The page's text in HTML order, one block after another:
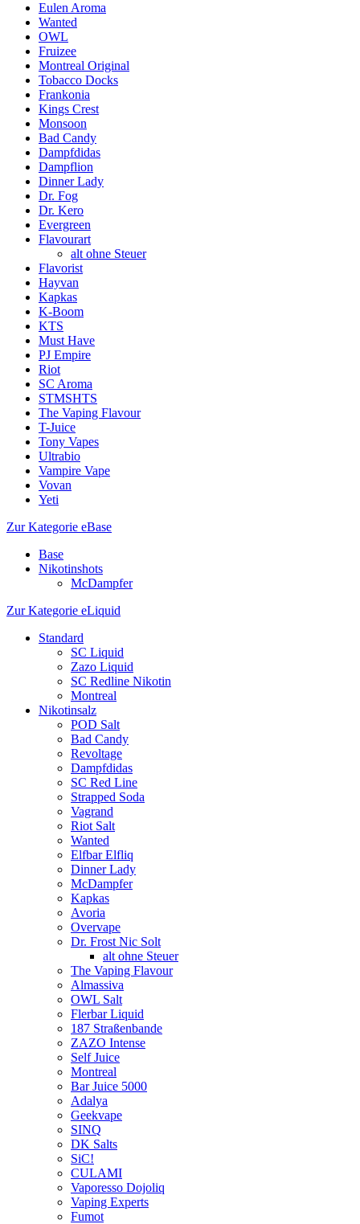
Eulen Aroma
Wanted
OWL
Fruizee
Montreal Original
Tobacco Docks
Frankonia
Kings Crest
Monsoon
Bad Candy
Dampfdidas
Dampflion
Dinner Lady
Dr. Fog
Dr. Kero
Evergreen
Flavourart
alt ohne Steuer
Flavorist
Hayvan
Kapkas
K-Boom
KTS
Must Have
PJ Empire
Riot
SC Aroma
STMSHTS
The Vaping Flavour
T-Juice
Tony Vapes
Ultrabio
Vampire Vape
Vovan
Yeti
Zur Kategorie eBase
Base
Nikotinshots
McDampfer
Zur Kategorie eLiquid
Standard
SC Liquid
Zazo Liquid
SC Redline Nikotin
Montreal
Nikotinsalz
POD Salt
Bad Candy
Revoltage
Dampfdidas
SC Red Line
Strapped Soda
Vagrand
Riot Salt
Wanted
Elfbar Elfliq
Dinner Lady
McDampfer
Kapkas
Avoria
Overvape
Dr. Frost Nic Solt
alt ohne Steuer
The Vaping Flavour
Almassiva
OWL Salt
Flerbar Liquid
187 Straßenbande
ZAZO Intense
Self Juice
Montreal
Bar Juice 5000
Adalya
Geekvape
SINQ
DK Salts
SiC!
CULAMI
Vaporesso Dojoliq
Vaping Experts
Fumot